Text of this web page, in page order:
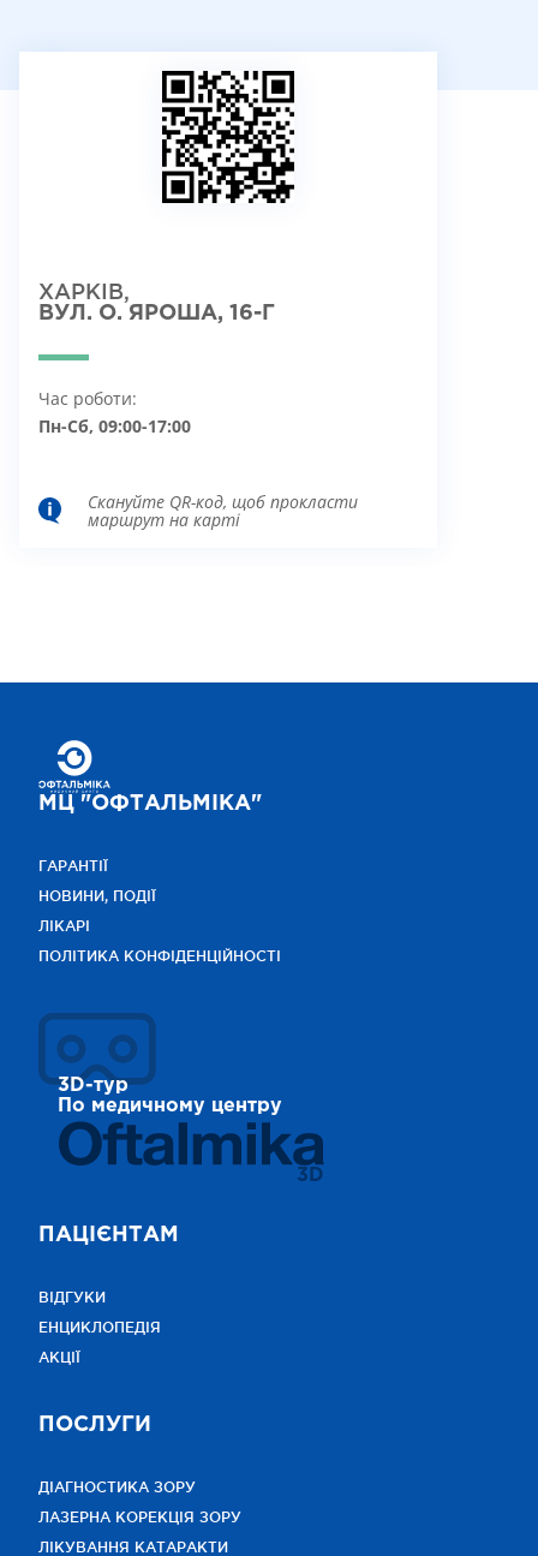
ХАРКІВ,
ВУЛ. О. ЯРОША, 16-Г
Час роботи:
Пн-Сб, 09:00-17:00
Скануйте QR-код, щоб прокласти
маршрут на карті
МЦ "ОФТАЛЬМІКА"
ГАРАНТІЇ
НОВИНИ, ПОДІЇ
ЛІКАРІ
ПОЛІТИКА КОНФІДЕНЦІЙНОСТІ
3D-тур
По медичному центру
3D
ПАЦІЄНТАМ
ВІДГУКИ
ЕНЦИКЛОПЕДІЯ
АКЦІЇ
ПОСЛУГИ
ДІАГНОСТИКА ЗОРУ
ЛАЗЕРНА КОРЕКЦІЯ ЗОРУ
ЛІКУВАННЯ КАТАРАКТИ